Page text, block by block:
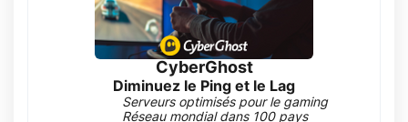
CyberGhost
Diminuez le Ping et le Lag
Serveurs optimisés pour le gaming
Réseau mondial dans 100 pays